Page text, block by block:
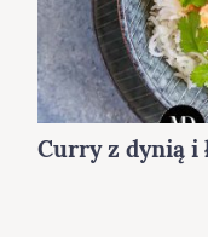
Curry z dynią i